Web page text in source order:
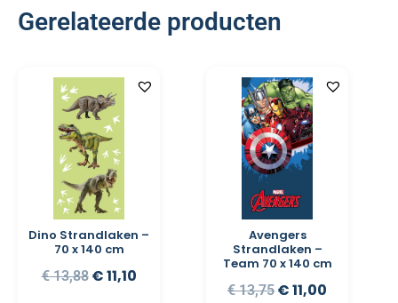
Gerelateerde producten
Dino Strandlaken –
70 x 140 cm
€13,88 €11,10
Avengers
Strandlaken –
Team 70 x 140 cm
€13,75 €11,00